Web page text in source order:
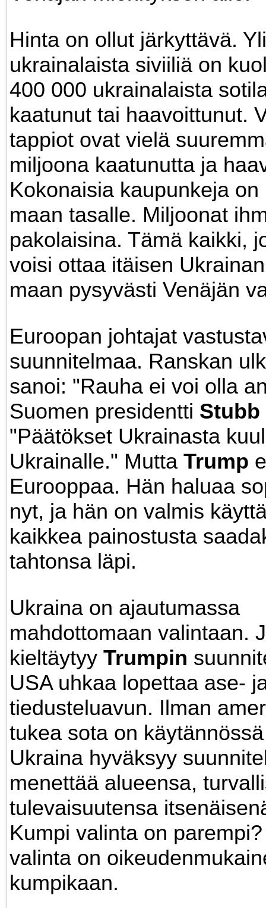
Hinta on ollut järkyttävä.
ukrainalaista siviiliä on
400 000 ukrainalaista
kaatunut tai haavoittunut.
tappiot ovat vielä
miljoona kaatunutta ja
Kokonaisia kaupunkeja on
maan tasalle. Miljoonat
pakolaisina. Tämä kaikki,
voisi ottaa itäisen
maan pysyvästi Venäjän
Euroopan johtajat
suunnitelmaa. Ranskan
sanoi: "Rauha ei voi olla
Suomen presidentti Stubb
"Päätökset Ukrainasta
Ukrainalle." Mutta Trump
Eurooppaa. Hän haluaa
nyt, ja hän on valmis
kaikkea painostusta
tahtonsa läpi.
Ukraina on ajautumassa
mahdottomaan valintaan.
kieltäytyy Trumpin
USA uhkaa lopettaa ase-
tiedusteluavun. Ilman
tukea sota on
Ukraina hyväksyy
menettää alueensa,
tulevaisuutensa
Kumpi valinta on
valinta on
kumpikaan.